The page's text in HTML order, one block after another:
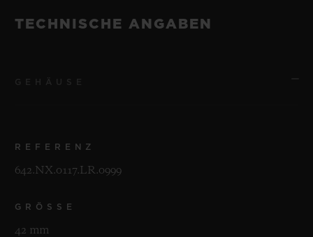
TECHNISCHE ANGABEN
REFERENZ
642.NX.0117.LR.0999
GRÖSSE
42 mm